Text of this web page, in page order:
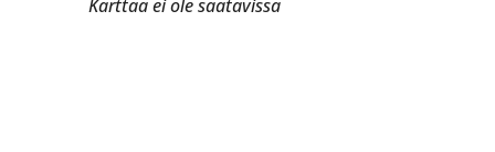
Karttaa ei ole saatavissa